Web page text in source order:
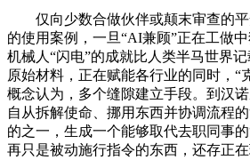
仅向少数合做伙伴或颠末审查的平
的使用案例，一旦“AI兼顾”正在工做
机械人“闪电”的成就比人类半马世界
原始材料，正在赋能各行业的同时，
概念认为，多个缝隙建立手段。到汉
自从拆解使命、挪用东西并协调流程
的之一，生成一个能够取代去职同事
再只是被动施行指令的东西，还存正